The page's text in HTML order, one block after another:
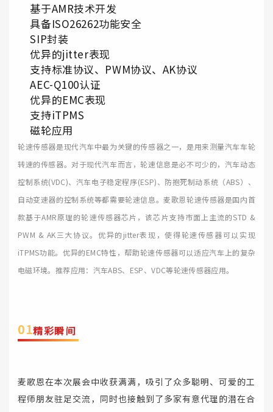
基于AMR技术开发
具备ISO26262功能安全
SIP封装
优异的jitter表现
支持标准协议、PWM协议、AK协议
AEC-Q100认证
优异的EMC表现
支持iTPMS
磁轮应用
轮速传感器是现代汽车中最为关键的传感器之一，是用来测量汽车车轮
转速的传感器。对于现代汽车而言，轮速信息是必不可少的，汽车动态
控制系统(VDC)、汽车电子稳定程序(ESP)、防抱死制动系统（ABS）、
自动变速器的控制系统等都需要轮速信息。麦歌恩轮速传感器是国内首
款基于AMR原理的轮速传感器芯片，该芯片支持市面上主流的STD &
PWM & AK三大协议。优异的jitter表现，使得轮速传感器可以实现
iTPMS功能。优异的EMC特性，帮助轮速传感器可以适应汽车上的复杂
电磁环境。推荐应用：汽车ABS、ESP、VDC等轮速传感器应用。
01精彩瞬间
麦歌恩在本次展会中收获满满，吸引了众多聪明、可爱的工
程师朋友驻足交流，同时也接触到了多家有意代理的潜在合